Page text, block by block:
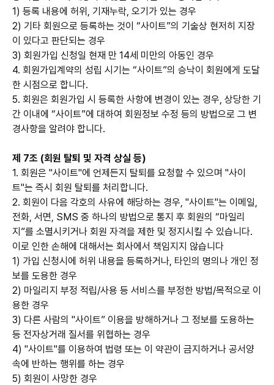
1) 등록 내용에 허위, 기재누락, 오기가 있는 경우
2) 기타 회원으로 등록하는 것이 “사이트”의 기술상 현저히 지장
이 있다고 판단되는 경우
3) 회원가입 신청일 현재 만 14세 미만의 아동인 경우
4. 회원가입계약의 성립 시기는 “사이트”의 승낙이 회원에게 도달
한 시점으로 합니다.
5. 회원은 회원가입 시 등록한 사항에 변경이 있는 경우, 상당한 기
간 이내에 “사이트”에 대하여 회원정보 수정 등의 방법으로 그 변
경사항을 알려야 합니다.
제 7조 (회원 탈퇴 및 자격 상실 등)
1. 회원은 "사이트"에 언제든지 탈퇴를 요청할 수 있으며 "사이
트"는 즉시 회원 탈퇴를 처리합니다.
2. 회원이 다음 각호의 사유에 해당하는 경우, "사이트"는 이메일,
전화, 서면, SMS 중 하나의 방법으로 통지 후 회원의 “마일리
지”를 소멸시키거나 회원 자격을 제한 및 정지시킬 수 있습니다.
이로 인한 손해에 대해서는 회사에서 책임지지 않습니다
1) 가입 신청시에 허위 내용을 등록하거나, 타인의 명의나 개인 정
보를 도용한 경우
2) 마일리지 부정 적립/사용 등 서비스를 부정한 방법/목적으로 이
용한 경우
3) 다른 사람의 "사이트” 이용을 방해하거나 그 정보를 도용하는
등 전자상거래 질서를 위협하는 경우
4) "사이트"를 이용하여 법령 또는 이 약관이 금지하거나 공서양
속에 반하는 행위를 하는 경우
5) 회원이 사망한 경우